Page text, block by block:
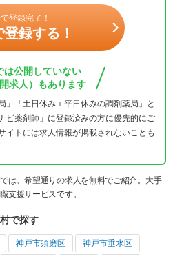
登録完了！
録する！
は公開していない
求人）もあります
」「土日休み＋平日休みの調剤薬局」と
ビ薬剤師」に登録済みの方に優先的にご
イトには求人情報が掲載されないことも
は、希望通りの求人を無料でご紹介。大手
支援サービスです。
で探す
神戸市須磨区 神戸市垂水区